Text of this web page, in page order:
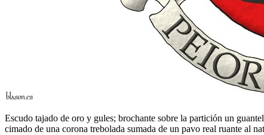
Escudo tajado de oro y gules; brochante sobre la partición un
cimado de una corona trebolada sumada de un pavo real ruante al